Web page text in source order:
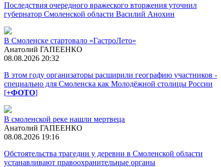
Последствия очередного вражеского вторжения уточнил
губернатор Смоленской области Василий Анохин
В Смоленске стартовало «ГастроЛето»
Анатолий ГАПЕЕНКО
08.08.2026 20:32
В этом году организаторы расширили географию участников -
специально для Смоленска как Молодёжной столицы России
[+ФОТО]
В смоленской реке нашли мертвеца
Анатолий ГАПЕЕНКО
08.08.2026 19:16
Обстоятельства трагедии у деревни в Смоленской области
устанавливают правоохранительные органы